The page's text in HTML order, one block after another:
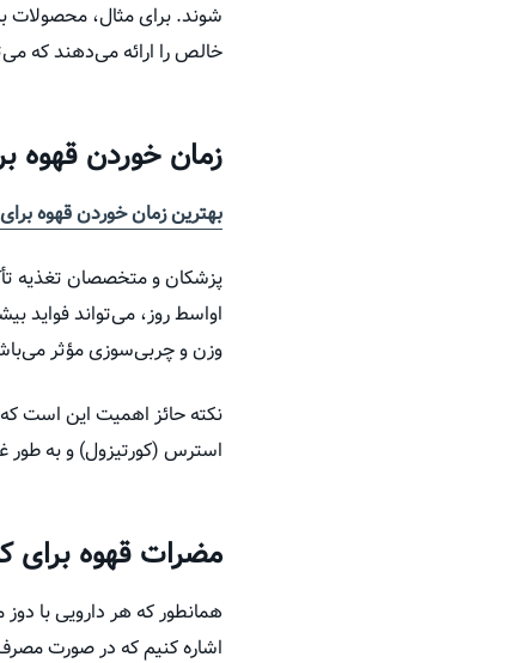
شوند. برای مثال، محصولات
خالص را ارائه می‌دهند که
زمان خوردن قهوه
بهترین زمان خوردن قهوه
پزشکان و متخصصان تغذیه
اواسط روز، می‌تواند فواید
وزن و چربی‌سوزی مؤثر
نکته حائز اهمیت این است
استرس (کورتیزول) و به طور
مضرات قهوه برای
همانطور که هر دارویی با
اشاره کنیم که در صورت